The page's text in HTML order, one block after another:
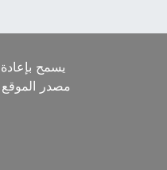
يسمح
مصدر الموقع